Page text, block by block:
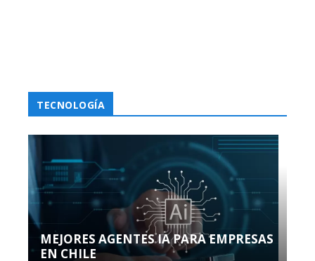
TECNOLOGÍA
MEJORES AGENTES IA PARA EMPRESAS
EN CHILE